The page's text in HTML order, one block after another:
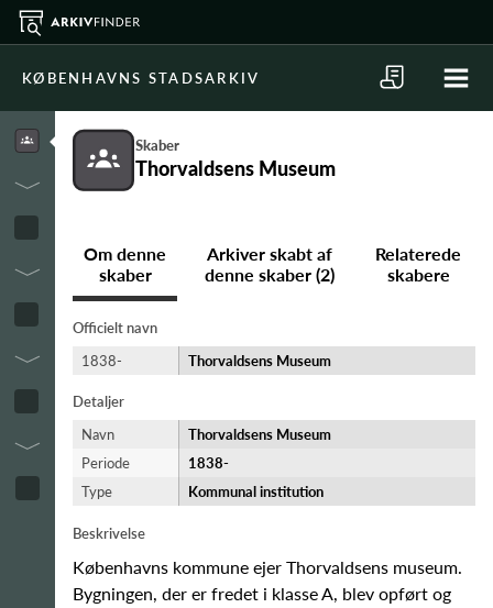
KØBENHAVNS STADSARKIV
Skaber
Thorvaldsens Museum
Om denne
skaber
Arkiver skabt af
denne skaber (2)
Relaterede
skabere
Officielt navn
1838-
Thorvaldsens Museum
Detaljer
Navn
Thorvaldsens Museum
Periode
1838-​
Type
Kommunal institution
Beskrivelse
Københavns kommune ejer Thorvaldsens museum.
Bygningen, der er fredet i klasse A, blev opført og